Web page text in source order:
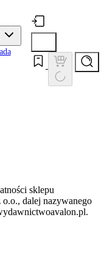
sklepu
dalej nazywanego